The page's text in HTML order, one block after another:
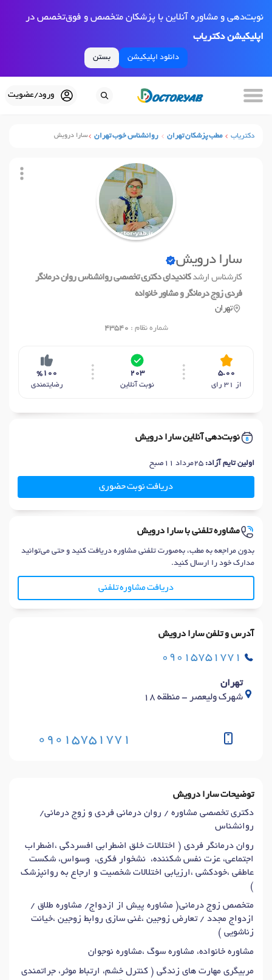
نوبت‌دهی و مشاوره آنلاین با پزشکان متخصص و فوق‌تخصص در
اپلیکیشن دکتریاب
دانلود اپلیکیشن بستن
ورود/عضویت
دکتریاب مطب پزشکان تهران روانشناس خوب تهران سارا درویش
سارا درویش
کارشناس ارشدکاندیدای دکتری تخصصی روانشناس روان درمانگر
فردی زوج درمانگر و مشاور خانواده
تهران
شماره نظام : 43540
5.00
از 31 رای
203
نوبت آنلاین
%100
رضایتمندی
نوبت‌دهی آنلاین سارا درویش
اولین تایم آزاد: 25مرداد 11صبح
دریافت نوبت حضوری
مشاوره تلفنی با سارا درویش
بدون مراجعه به مطب، به‌صورت تلفنی مشاوره دریافت کنید و حتی می‌توانید
مدارک خود را ارسال کنید.
دریافت مشاوره تلفنی
آدرس و تلفن سارا درویش
09015751771
تهران
شهرک ولیعصر - منطقه ۱۸
09015751771
توضیحات سارا درویش
دکتری تخصصی مشاوره / روان درمانی فردی و زوج درمانی/
روانشناس
روان درمانگر فردی ( اختلالات خلق اضطرابی افسردگی ،اضطراب
اجتماعی، عزت نفس شکننده، نشخوار فکری، وسواس، شکست
عاطفی ،خودکشی ،ارزیابی اختلالات شخصیت و ارجاع به روانپزشک
)
متخصص زوج درمانی( مشاوره پیش از ازدواج/ مشاوره طلاق /
ازدواج مجدد / تعارض زوجین ،غنی سازی روابط زوجین ،خیانت
زناشویی )
مشاوره خانواده، مشاوره سوگ ،مشاوره نوجوان
مربیگری مهارت های زندگی ( کنترل خشم، ارتباط موثر، جراتمندی